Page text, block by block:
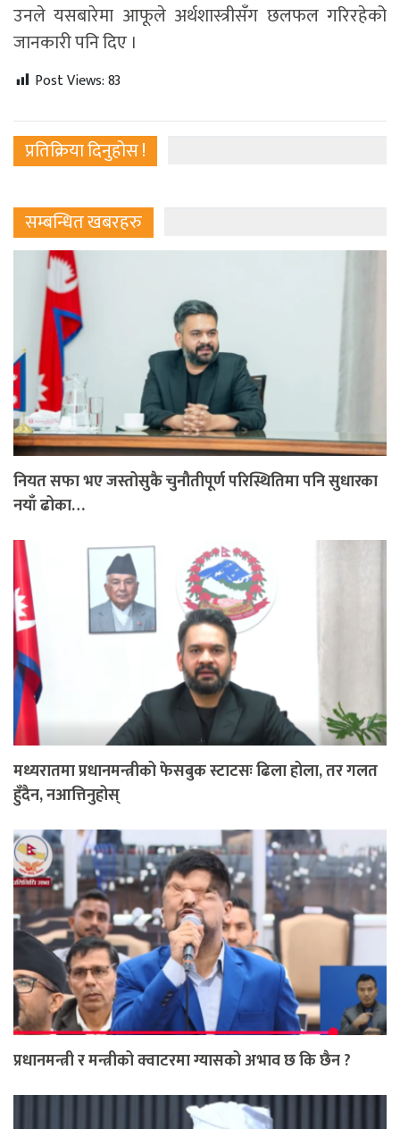
उनले यसबारेमा आफूले अर्थशास्त्रीसँग छलफल गरिरहेको
जानकारी पनि दिए ।
Post Views:83
प्रतिक्रिया दिनुहोस !
सम्बन्धित खबरहरु
नियत सफा भए जस्तोसुकै चुनौतीपूर्ण परिस्थितिमा पनि सुधारका
नयाँ ढोका…
मध्यरातमा प्रधानमन्त्रीको फेसबुक स्टाटसः ढिला होला, तर गलत
हुँदैन, नआत्तिनुहोस्
प्रधानमन्त्री र मन्त्रीको क्वाटरमा ग्यासको अभाव छ कि छैन ?